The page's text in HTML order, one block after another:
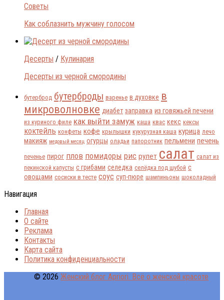
Советы
Как соблазнить мужчину голосом
Десерты / Кулинария
Десерты из черной смородины
бутерброд бутерброды варенье в духовке в
микроволновке диабет заправка из говяжьей печени
из куриного филе как выйти замуж каша квас кекс кексы
коктейль конфеты кофе крылышки кукурузная каша курица лечо
макияж медовый месяц огурцы оладьи папоротник пельмени печень
печенье пирог плов помидоры рис рулет салат салат из
пекинской капусты с грибами селедка селёдка под шубой с
овощами сосиски в тесте соус суп-пюре шампиньоны шоколадный
Навигация
Главная
О сайте
Реклама
Контакты
Карта сайта
Политика конфиденциальности
© 2026 Женский блог Apriori. Всё о женской красоте